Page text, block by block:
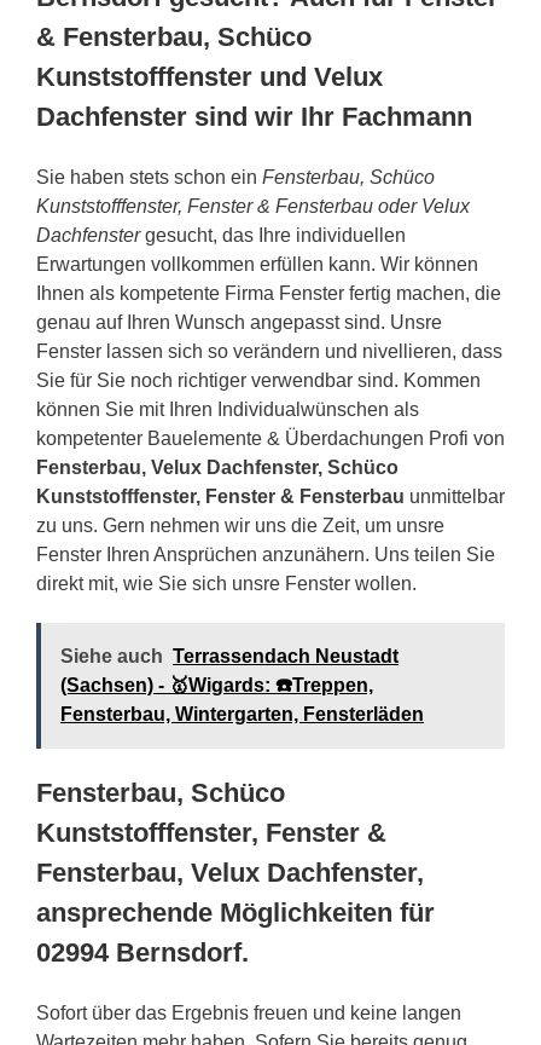
& Fensterbau, Schüco
Kunststofffenster und Velux
Dachfenster sind wir Ihr Fachmann
Sie haben stets schon ein Fensterbau, Schüco
Kunststofffenster, Fenster & Fensterbau oder Velux
Dachfenstergesucht, das Ihre individuellen
Erwartungen vollkommen erfüllen kann. Wir können
Ihnen als kompetente Firma Fenster fertig machen, die
genau auf Ihren Wunsch angepasst sind. Unsre
Fenster lassen sich so verändern und nivellieren, dass
Sie für Sie noch richtiger verwendbar sind. Kommen
können Sie mit Ihren Individualwünschen als
kompetenter Bauelemente & Überdachungen Profi von
Fensterbau, Velux Dachfenster, Schüco
Kunststofffenster, Fenster & Fensterbau unmittelbar
zu uns. Gern nehmen wir uns die Zeit, um unsre
Fenster Ihren Ansprüchen anzunähern. Uns teilen Sie
direkt mit, wie Sie sich unsre Fenster wollen.
Siehe auch Terrassendach Neustadt
(Sachsen) - 🥇Wigards: ☎️Treppen,
Fensterbau, Wintergarten, Fensterläden
Fensterbau, Schüco
Kunststofffenster, Fenster &
Fensterbau, Velux Dachfenster,
ansprechende Möglichkeiten für
02994 Bernsdorf.
Sofort über das Ergebnis freuen und keine langen